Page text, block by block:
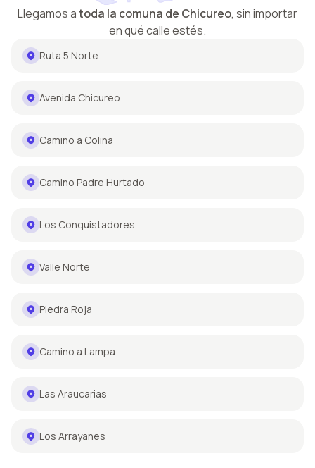
Llegamos atoda la comuna de Chicureo, sin importar
en qué calle estés.
Ruta 5 Norte
Avenida Chicureo
Camino a Colina
Camino Padre Hurtado
Los Conquistadores
Valle Norte
Piedra Roja
Camino a Lampa
Las Araucarias
Los Arrayanes